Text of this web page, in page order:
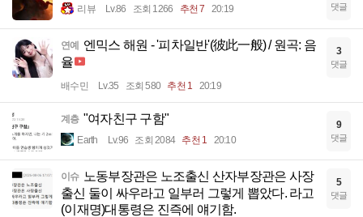
리뷰 Lv.86 조회 1266 추천 7 20:19 댓글
연예
엔믹스 해원 - '피차일반'(彼此一般) / 원곡: 음
율
배수민 Lv.35 조회 580 추천 1 20:19
3
댓글
계층 "여자친구 구함"
Earth Lv.96 조회 2084 추천 1 20:10
9
댓글
이슈 노동부장관은 노조출신 산자부장관은 사장
출신 둘이 싸우라고 일부러 그렇게 뽑았다. 라고
(이재명)대통령은 진즉에 얘기함.
5
댓글